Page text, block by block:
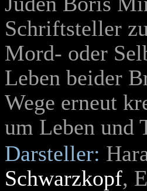
Schriftsteller
Mord- oder
Leben beider
Wege erneut
um Leben und
Darsteller:
Schwarzkopf,